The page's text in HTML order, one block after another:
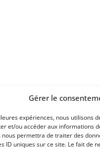
Gérer le
expériences, nous utilisons
et/ou accéder aux informations
nous permettra de traiter des
ID uniques sur ce site. Le fait de